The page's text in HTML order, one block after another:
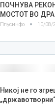
ПОЧНУВА
МОСТОТ ВО
Плусинфо 10/08/
Никој не го